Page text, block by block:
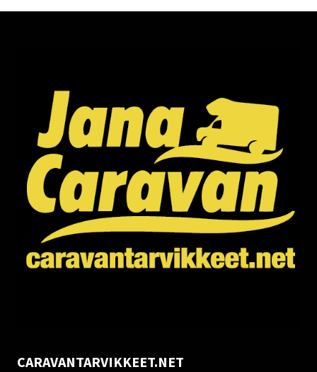
CARAVANTARVIKKEET.NET